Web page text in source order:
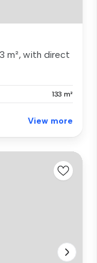
m², with direct
133 m²
View more